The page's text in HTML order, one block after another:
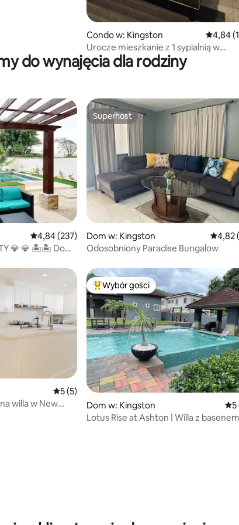
Condo w: Kingston Średnia
4,84
Urocze mieszkanie z 1 sypialnią w
centralnie położonej okolicy
do wynajęcia dla rodziny
108Średnia ocena: 4,84 na 5, liczba recenzji: 237
4,84 (237)
💎 💎 🏝🏝 Dom
Superhost
Superhost
Dom w: Kingston
4,82
Odosobniony Paradise Bungalow
119
Średnia ocena: 5 na 5, liczba recenzji: 5
5 (5)
willa w New
Najpopularniejsze z kategorii Wybór
Wybór gości
Dom w: Kingston
5
Lotus Rise at Ashton | Willa z